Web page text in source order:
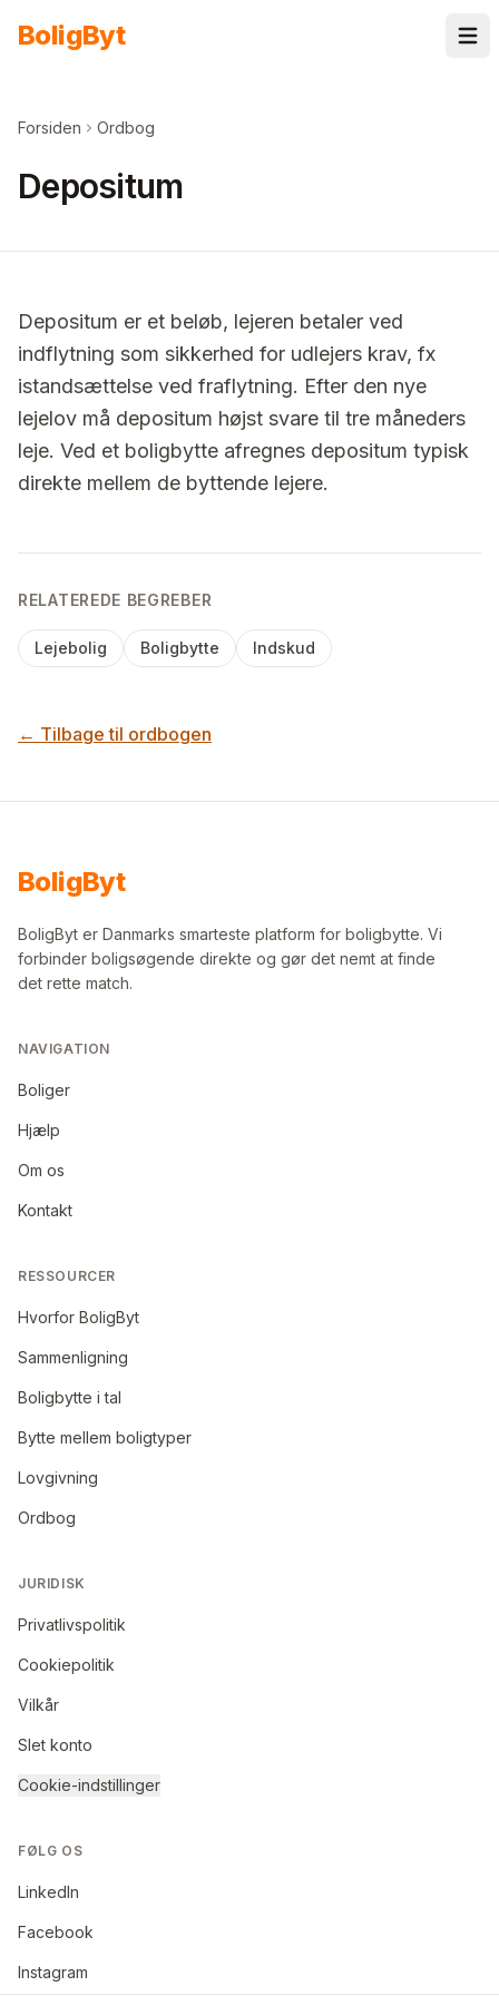
BoligByt
Forsiden Ordbog
Depositum
Depositum er et beløb, lejeren betaler ved
indflytning som sikkerhed for udlejers krav, fx
istandsættelse ved fraflytning. Efter den nye
lejelov må depositum højst svare til tre måneders
leje. Ved et boligbytte afregnes depositum typisk
direkte mellem de byttende lejere.
RELATEREDE BEGREBER
Lejebolig Boligbytte Indskud
← Tilbage til ordbogen
BoligByt
BoligByt er Danmarks smarteste platform for boligbytte. Vi
forbinder boligsøgende direkte og gør det nemt at finde
det rette match.
NAVIGATION
Boliger
Hjælp
Om os
Kontakt
RESSOURCER
Hvorfor BoligByt
Sammenligning
Boligbytte i tal
Bytte mellem boligtyper
Lovgivning
Ordbog
JURIDISK
Privatlivspolitik
Cookiepolitik
Vilkår
Slet konto
Cookie-indstillinger
FØLG OS
LinkedIn
Facebook
Instagram